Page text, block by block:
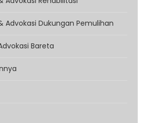
Advokasi Dukungan Pemulihan
Bareta